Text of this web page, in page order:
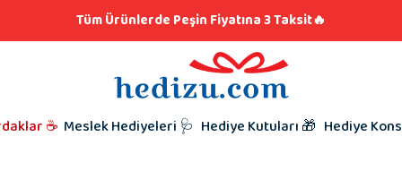
Tüm Ürünlerde Peşin Fiyatına 3 Taksit🔥
☕ Meslek Hediyeleri 🩺 Hediye Kutuları 🎁 Hediye
Taraftar
Hediyeleri
Kardeşe